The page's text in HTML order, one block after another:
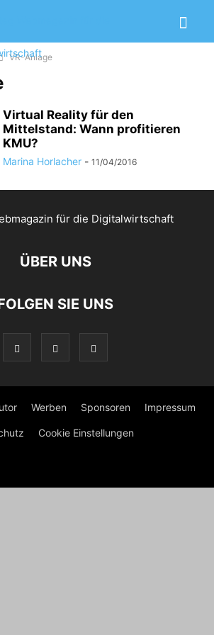
VR-Anlage
Virtual Reality für den
Mittelstand: Wann profitieren
KMU?
Marina Horlacher - 11/04/2016
ÜBER UNS
SIE UNS
Werben Sponsoren Impressum
Cookie Einstellungen